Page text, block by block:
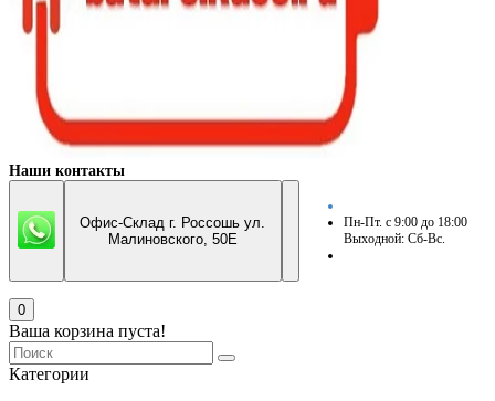
Наши контакты
Офис-Склад г. Россошь ул.
Малиновского, 50Е
Пн-Пт. с 9:00 до 18:00
Выходной: Сб-Вс.
0
Ваша корзина пуста!
Категории